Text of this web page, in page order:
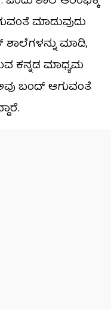
ಮಾಡುವುದು
ಮಾಡಿ,
ಕನ್ನಡ ಮಾಧ್ಯಮ
ಬಂದ್ ಆಗುವಂತೆ